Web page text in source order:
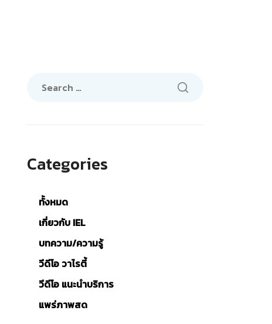
Categories
ทั้งหมด
เกี่ยวกับ IEL
บทความ/ความรู้
วีดีโอ วาไรตี้
วีดีโอ แนะนำบริการ
แพร่ภาพสด